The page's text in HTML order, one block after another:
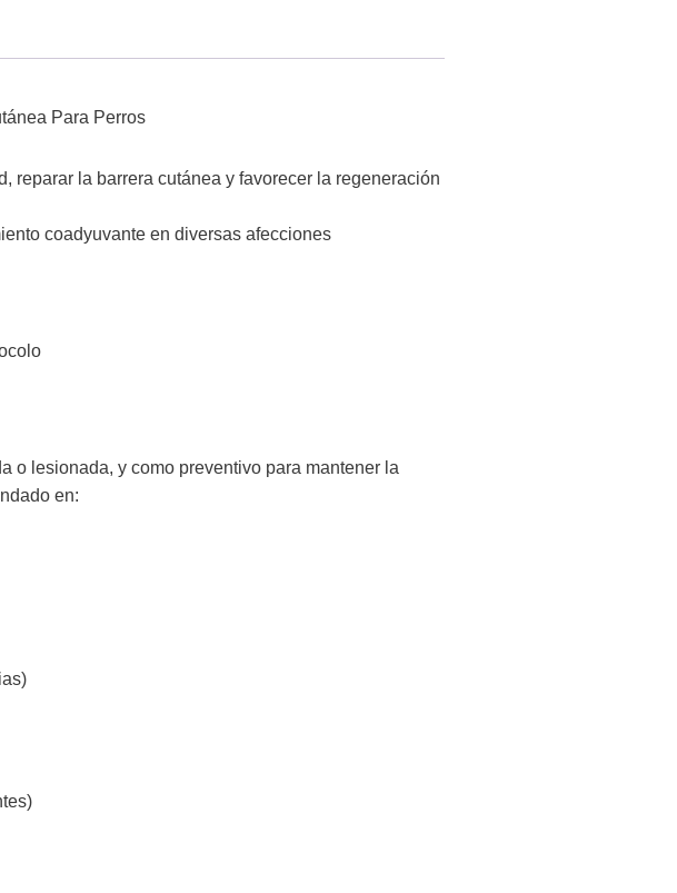
Para Perros
reparar la barrera cutánea y favorecer la regeneración
coadyuvante en diversas afecciones
o lesionada, y como preventivo para mantener la
en: